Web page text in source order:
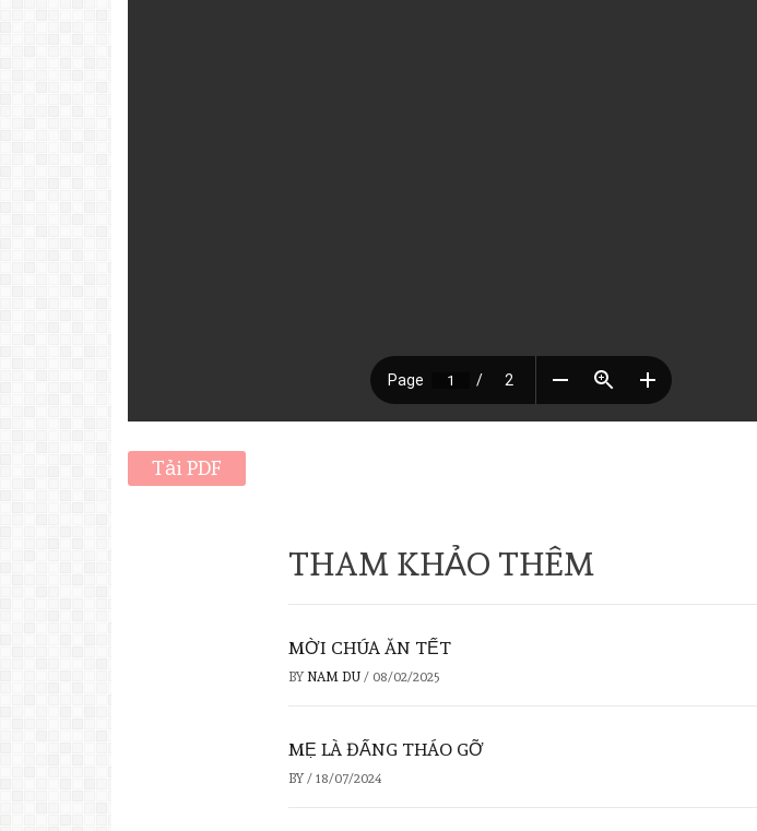
Tải PDF
THAM KHẢO THÊM
MỜI CHÚA ĂN TẾT
BY NAM DU / 08/02/2025
MẸ LÀ ĐẤNG THÁO GỠ
BY / 18/07/2024